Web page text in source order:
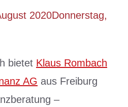
2020Donnerstag,
bietet Klaus Rombach
AG aus Freiburg
–